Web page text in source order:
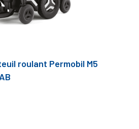
roulant Permobil M5